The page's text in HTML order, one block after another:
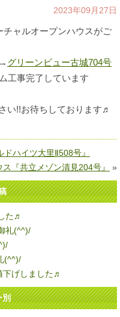
2023年09月27日
チャルオープンハウスがご
グリーンビュー古城704号
工事完了しています
い!!お待ちしております♬
ハイツ大里Ⅱ508号』
『共立メゾン清見204号』
»
た♬
礼(^^)/
(^^)/
下げしました♬
別